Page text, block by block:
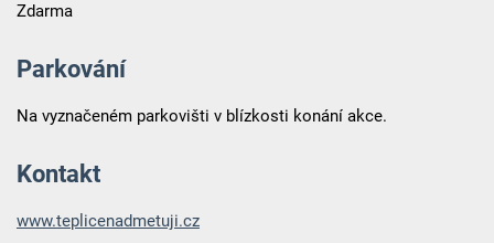
Zdarma
Parkování
Na vyznačeném parkovišti v blízkosti konání akce.
Kontakt
www.teplicenadmetuji.cz